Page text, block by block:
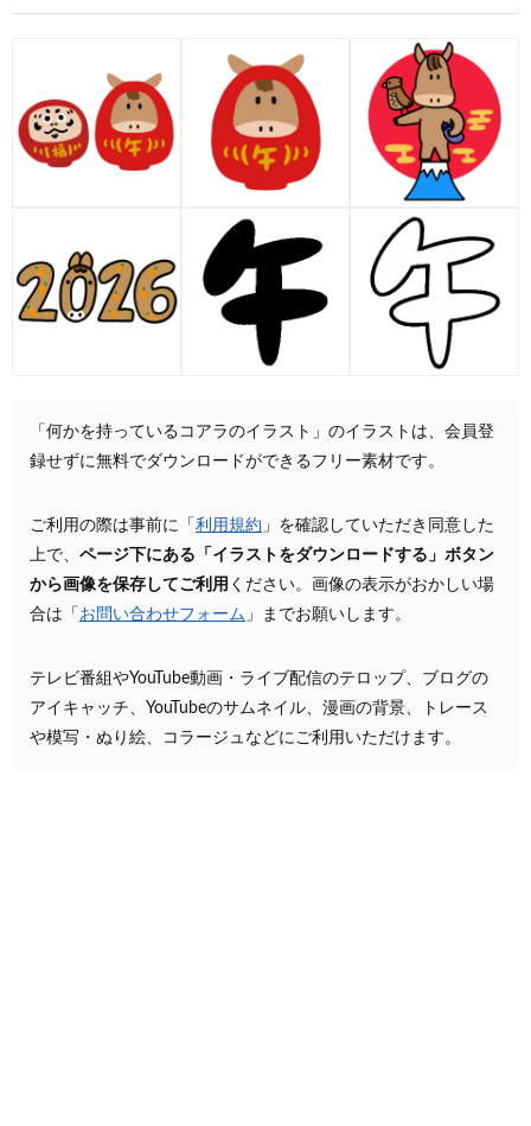
「何かを持っているコアラのイラスト」のイラストは、会員登
録せずに無料でダウンロードができるフリー素材です。
ご利用の際は事前に「 利用規約 」を確認していただき同意した
上で、 ページ下にある「イラストをダウンロードする」ボタン
から画像を保存してご利用 ください。画像の表示がおかしい場
合は「 お問い合わせフォーム 」までお願いします。
テレビ番組やYouTube動画・ライブ配信のテロップ、ブログの
アイキャッチ、YouTubeのサムネイル、漫画の背景、トレース
や模写・ぬり絵、コラージュなどにご利用いただけます。